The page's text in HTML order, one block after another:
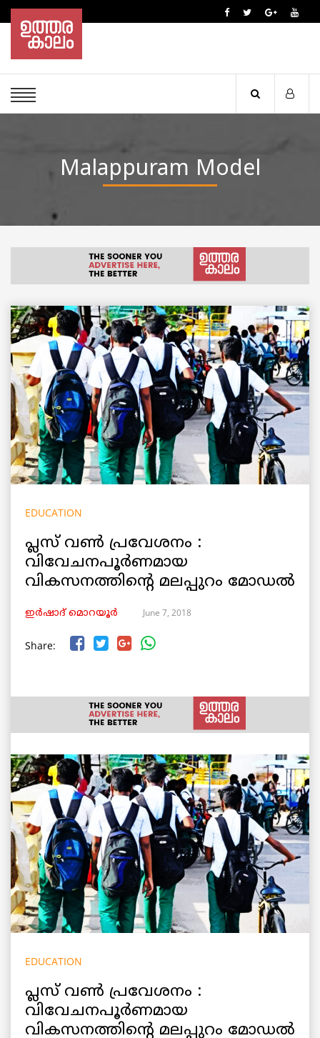
Malappuram Model
EDUCATION
പ്ലസ് വണ്‍ പ്രവേശനം :
വിവേചനപൂര്‍ണമായ
വികസനത്തിന്റെ മലപ്പുറം മോഡല്‍
ഇര്‍ഷാദ് മൊറയൂര്‍ June 7, 2018
Share:
EDUCATION
പ്ലസ് വണ്‍ പ്രവേശനം :
വിവേചനപൂര്‍ണമായ
വികസനത്തിന്റെ മലപ്പുറം മോഡല്‍